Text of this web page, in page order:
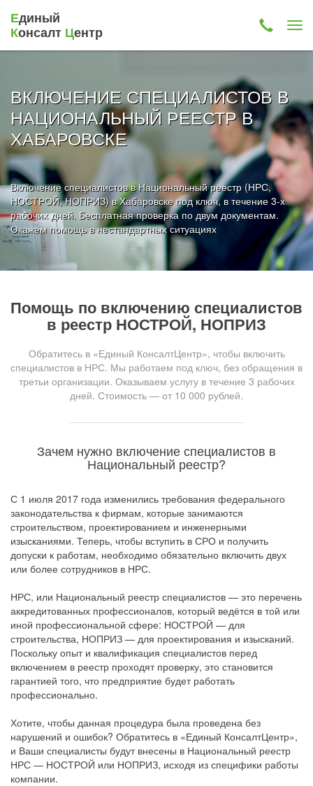
Единый
Консалт Центр
ВКЛЮЧЕНИЕ СПЕЦИАЛИСТОВ В
НАЦИОНАЛЬНЫЙ РЕЕСТР В
ХАБАРОВСКЕ
Включение специалистов в Национальный реестр (НРС,
НОСТРОЙ, НОПРИЗ) в Хабаровске под ключ, в течение 3-х
рабочих дней. Бесплатная проверка по двум документам.
Окажем помощь в нестандартных ситуациях
Помощь по включению специалистов
в реестр НОСТРОЙ, НОПРИЗ
Обратитесь в «Единый КонсалтЦентр», чтобы включить
специалистов в НРС. Мы работаем под ключ, без обращения в
третьи организации. Оказываем услугу в течение 3 рабочих
дней. Стоимость — от 10 000 рублей.
Зачем нужно включение специалистов в
Национальный реестр?
С 1 июля 2017 года изменились требования федерального
законодательства к фирмам, которые занимаются
строительством, проектированием и инженерными
изысканиями. Теперь, чтобы вступить в СРО и получить
допуски к работам, необходимо обязательно включить двух
или более сотрудников в НРС.
НРС, или Национальный реестр специалистов — это перечень
аккредитованных профессионалов, который ведётся в той или
иной профессиональной сфере: НОСТРОЙ — для
строительства, НОПРИЗ — для проектирования и изысканий.
Поскольку опыт и квалификация специалистов перед
включением в реестр проходят проверку, это становится
гарантией того, что предприятие будет работать
профессионально.
Хотите, чтобы данная процедура была проведена без
нарушений и ошибок? Обратитесь в «Единый КонсалтЦентр»,
и Ваши специалисты будут внесены в Национальный реестр
НРС — НОСТРОЙ или НОПРИЗ, исходя из специфики работы
компании.